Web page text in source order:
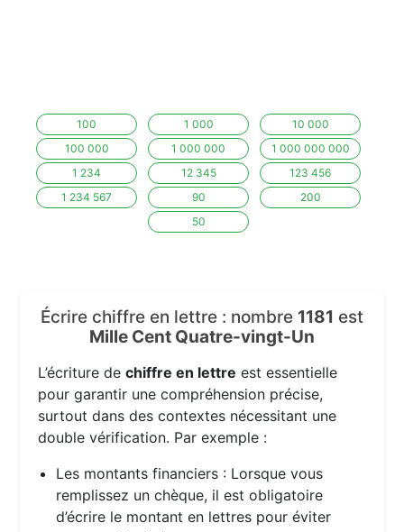
100 1 000
10 000
100 000
1 000 000
1 000 000 000
1 234
12 345
123 456
1 234 567
90
200
50
Écrire chiffre en lettre : nombre 1181 est
Mille Cent Quatre-vingt-Un
L’écriture dechiffre en lettre est essentielle
pour garantir une compréhension précise,
surtout dans des contextes nécessitant une
double vérification. Par exemple :
Les montants financiers : Lorsque vous
remplissez un chèque, il est obligatoire
d’écrire le montant en lettres pour éviter